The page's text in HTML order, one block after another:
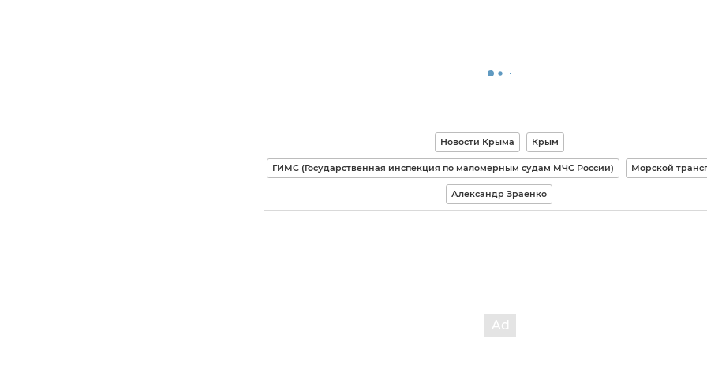
Новости Крыма Крым
ГИМС (Государственная инспекция по маломерным судам МЧС России) Морской
Александр Зраенко